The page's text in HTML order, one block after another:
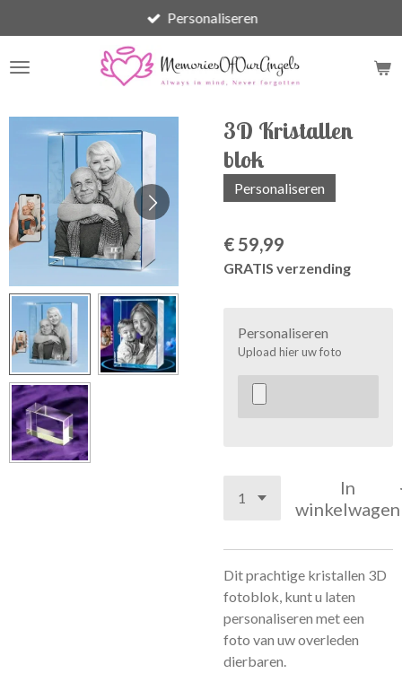
direct
naar
Personaliseren
3D Kristallen
blok
Personaliseren
€ 59,99
GRATIS verzending
Personaliseren
Upload hier uw foto
In
winkelwagen
Dit prachtige kristallen 3D
fotoblok, kunt u laten
personaliseren met een
foto van uw overleden
dierbaren.